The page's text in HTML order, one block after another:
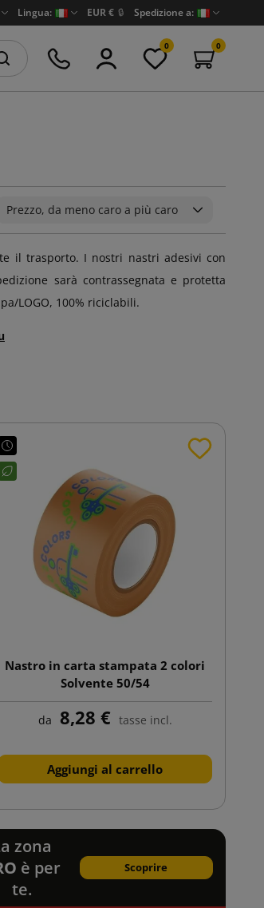
Lingua: EUR € 🔒 Spedizione a:
0 0
Prezzo, da meno caro a più caro
il trasporto. I nostri nastri adesivi con
sarà contrassegnata e protetta
LOGO, 100% riciclabili.
Nastro in carta stampata 2 colori
Solvente 50/54
da 8,28 € tasse incl.
Aggiungi al carrello
zona
è per
te.
Scoprire